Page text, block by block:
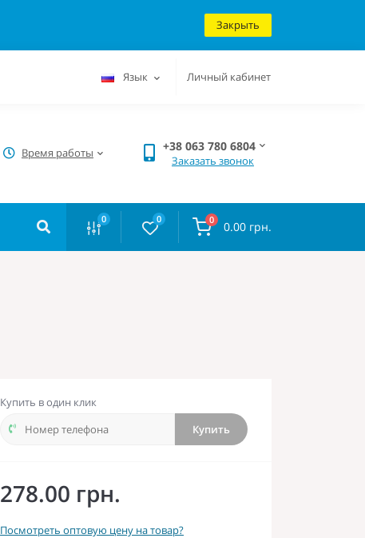
Закрыть
Язык Личный кабинет
Время работы +38 063 780 6804
Заказать звонок
0 0 0 0.00 грн.
Купить в один клик
Купить
278.00 грн.
Посмотреть оптовую цену на товар?